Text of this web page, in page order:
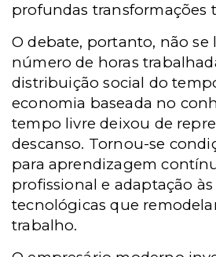
profundas transformações
O debate, portanto, não se
número de horas
distribuição social do
economia baseada no
tempo livre deixou de
descanso. Tornou-se
para aprendizagem
profissional e adaptação
tecnológicas que
trabalho.